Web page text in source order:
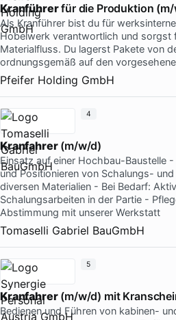
Kranführerfür die Produktion
Als Kranführer bist du für
Hobelwerk verantwortlich und sorgst
Materialfluss. Du lagerst Pakete von
ordnungsgemäß auf den
Pfeifer Holding GmbH
Kranfahrer(m/w/d)
Einsatz auf einer Hochbau-Baustelle
und Positionieren von Schalungs-
diversen Materialien - Bei Bedarf:
Schalungsarbeiten in der Partie -
Abstimmung mit unserer Werkstatt
Tomaselli Gabriel BauGmbH
4
Kranfahrer(m/w/d) mit
Bedienen und Führen von kabinen-
5